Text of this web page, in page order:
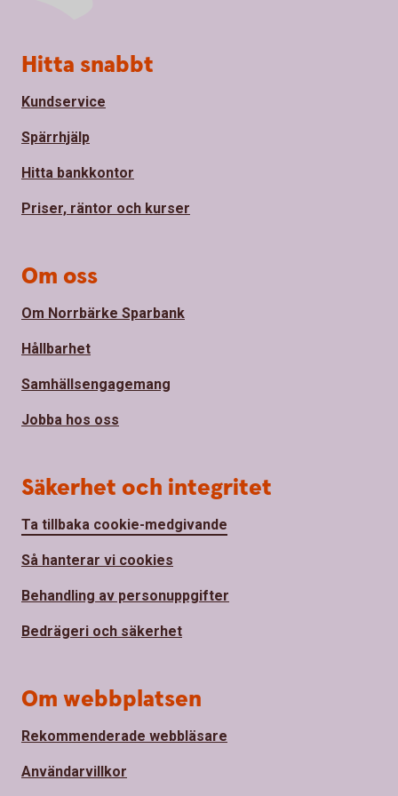
Sidfot
Hitta snabbt
Kundservice
Spärrhjälp
Hitta bankkontor
Priser, räntor och kurser
Om oss
Om Norrbärke Sparbank
Hållbarhet
Samhällsengagemang
Jobba hos oss
Säkerhet och integritet
Ta tillbaka cookie-medgivande
Så hanterar vi cookies
Behandling av personuppgifter
Bedrägeri och säkerhet
Om webbplatsen
Rekommenderade webbläsare
Användarvillkor